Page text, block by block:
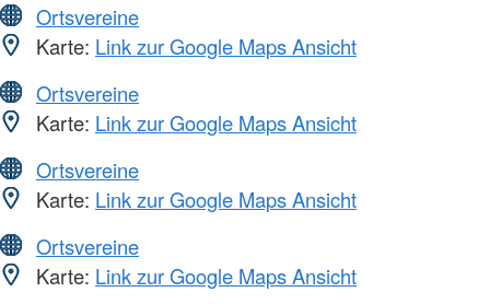
Ortsvereine
Karte: Link zur Google Maps Ansicht
Ortsvereine
Karte: Link zur Google Maps Ansicht
Ortsvereine
Karte: Link zur Google Maps Ansicht
Ortsvereine
Karte: Link zur Google Maps Ansicht